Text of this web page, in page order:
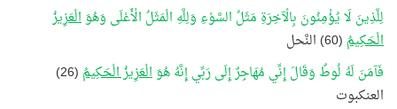
لِلَّذِينَ لَا يُؤْمِنُونَ بِالْآخِرَةِ مَثَلُ السَّوْءِ وَلِلَّهِ الْمَثَلُ الْأَعْلَى وَهُوَالْعَزِيزُ
الْحَكِيمُ (60) النَّحل
فَآمَنَ لَهُ لُوطٌ وَقَالَ إِنِّي مُهَاجِرٌ إِلَى رَبِّي إِنَّهُ هُوَالْعَزِيزُ الْحَكِيمُ
(26)
العنكبوت